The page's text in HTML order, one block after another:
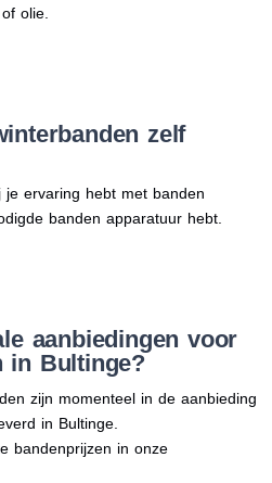
olie.
zelf
ervaring hebt met banden
banden apparatuur hebt.
aanbiedingen voor
in Bultinge?
zijn momenteel in de aanbieding
in Bultinge.
bandenprijzen in onze